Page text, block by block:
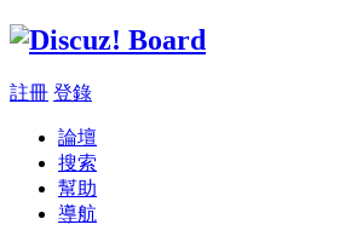
註冊 登錄
論壇
搜索
幫助
導航